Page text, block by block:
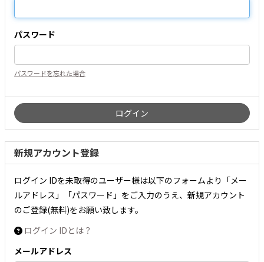
パスワード
パスワードを忘れた場合
新規アカウント登録
ログイン IDを未取得のユーザー様は以下のフォームより「メー
ルアドレス」「パスワード」をご入力のうえ、新規アカウント
のご登録(無料)をお願い致します。
ログイン IDとは？
メールアドレス